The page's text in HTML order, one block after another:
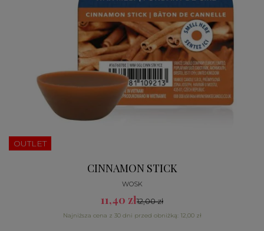
OUTLET
CINNAMON STICK
WOSK
11,40 zł12,00 zł
Najniższa cena z 30 dni przed obniżką: 12,00 zł